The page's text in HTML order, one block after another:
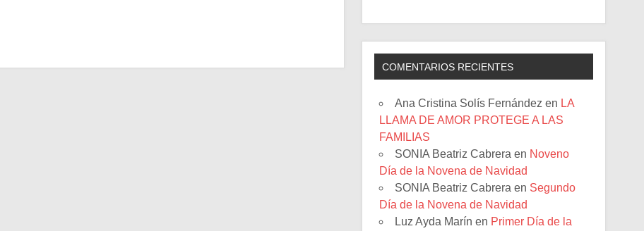
COMENTARIOS RECIENTES
Ana Cristina Solís Fernández en LA
LLAMA DE AMOR PROTEGE A LAS
FAMILIAS
SONIA Beatriz Cabrera en Noveno
Día de la Novena de Navidad
SONIA Beatriz Cabrera en Segundo
Día de la Novena de Navidad
Luz Ayda Marín en Primer Día de la